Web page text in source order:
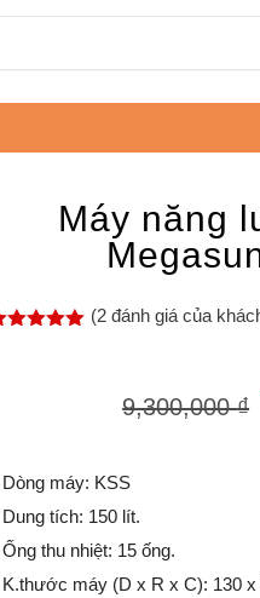
Máy năng
(2đánh giá của
9,300,000₫
máy: KSS
tích: 150 lít.
thu nhiệt: 15 ống.
máy (D x R x C): 130 x